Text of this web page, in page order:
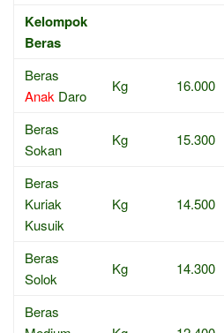
Kelompok
Beras
Beras
Anak Daro
Kg 16.000
Beras
Sokan
Kg 15.300
Beras
Kuriak
Kusuik
Kg 14.500
Beras
Solok
Kg 14.300
Beras